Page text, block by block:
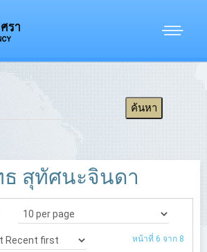
ธ สุทัศนะจินดา
หน้าที่ 6 จาก 8